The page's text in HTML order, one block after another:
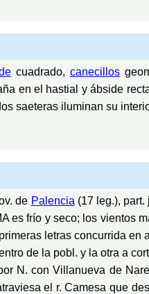
cuadrado,canecillos
en el hastial y ábside
saeteras iluminan su
de Palencia (17 leg.),
es frío y seco; los vientos
letras concurrida en
de la pobl. y la otra a
N. con Villanueva de
el r. Camesa que